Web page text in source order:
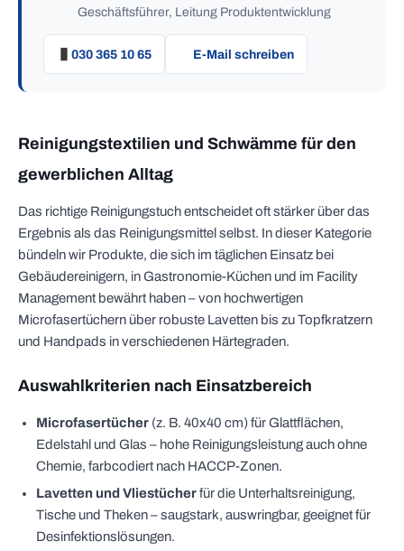
Geschäftsführer, Leitung Produktentwicklung
030 365 10 65 E-Mail schreiben
Reinigungstextilien und Schwämme für den
gewerblichen Alltag
Das richtige Reinigungstuch entscheidet oft stärker über das
Ergebnis als das Reinigungsmittel selbst. In dieser Kategorie
bündeln wir Produkte, die sich im täglichen Einsatz bei
Gebäudereinigern, in Gastronomie-Küchen und im Facility
Management bewährt haben – von hochwertigen
Microfasertüchern über robuste Lavetten bis zu Topfkratzern
und Handpads in verschiedenen Härtegraden.
Auswahlkriterien nach Einsatzbereich
Microfasertücher (z. B. 40x40 cm) für Glattflächen,
Edelstahl und Glas – hohe Reinigungsleistung auch ohne
Chemie, farbcodiert nach HACCP-Zonen.
Lavetten und Vliestücherfür die Unterhaltsreinigung,
Tische und Theken – saugstark, auswringbar, geeignet für
Desinfektionslösungen.